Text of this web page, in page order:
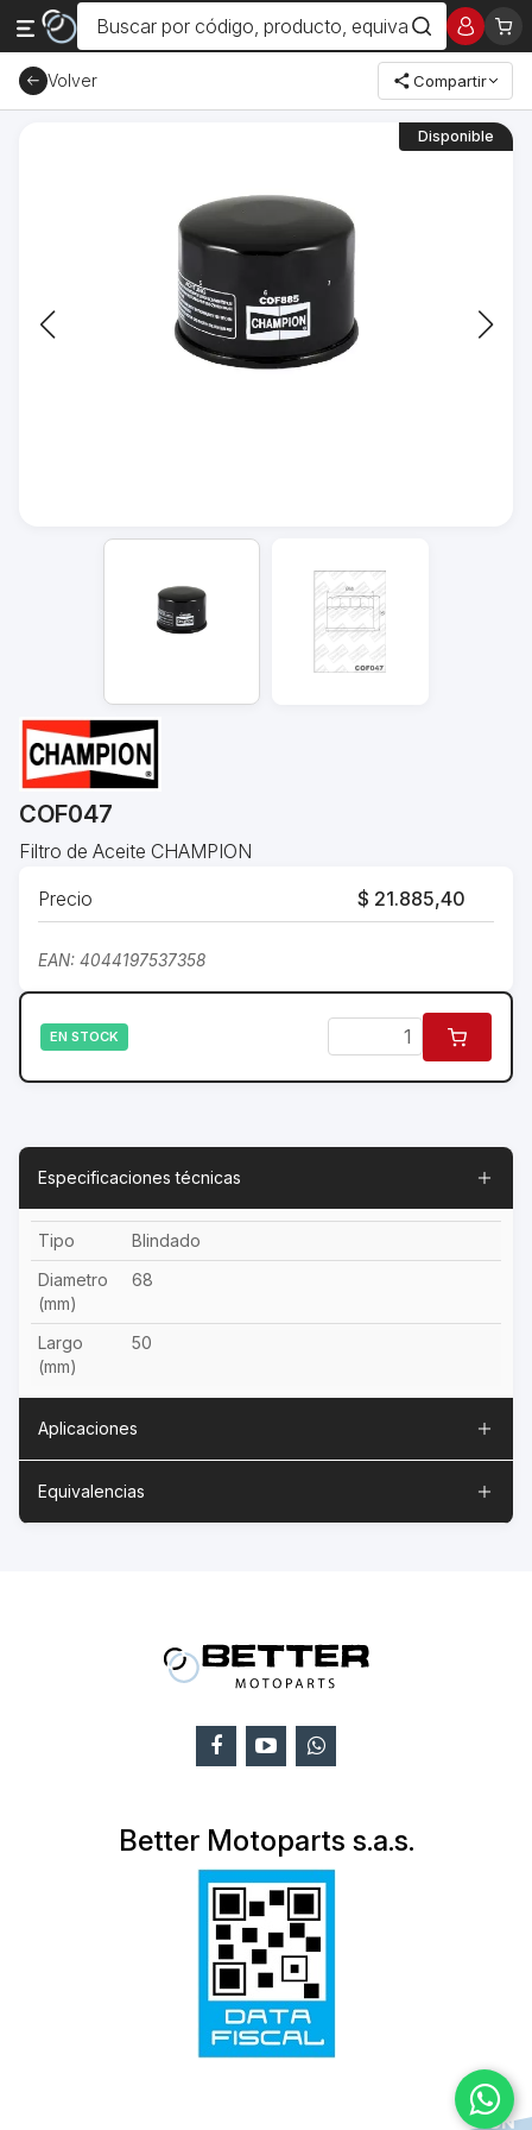
Volver Compartir
Disponible
COF047
Filtro de Aceite CHAMPION
Precio
$ 21.885,40
EAN: 4044197537358
EN STOCK
Especificaciones técnicas
Tipo
Blindado
Diametro
(mm)
68
Largo
(mm)
50
Aplicaciones
Equivalencias
Better Motoparts s.a.s.